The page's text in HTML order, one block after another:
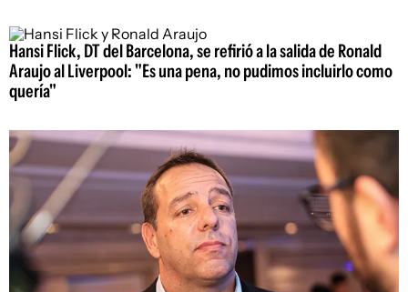
Hansi Flick, DT del Barcelona, se refirió a la salida de Ronald
Araujo al Liverpool: "Es una pena, no pudimos incluirlo como
quería"